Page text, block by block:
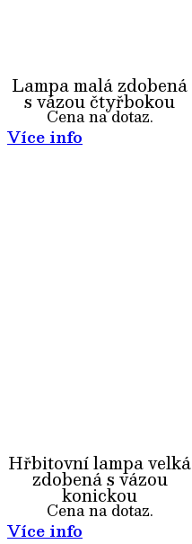
Lampa malá zdobená
s vázou čtyřbokou
Cena na dotaz.
Více info
Hřbitovní lampa velká
zdobená s vázou
konickou
Cena na dotaz.
Více info